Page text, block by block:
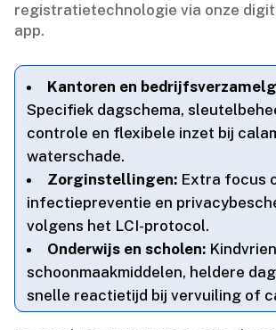
registratietechnologie via onze
app.​
Kantoren en
Specifiek dagschema,
controle en flexibele inzet bij
waterschade.​
Zorginstellingen: Extra focus
infectiepreventie en
volgens het LCI-protocol.​
Onderwijs en scholen:
schoonmaakmiddelen, heldere
snelle reactietijd bij vervuiling of